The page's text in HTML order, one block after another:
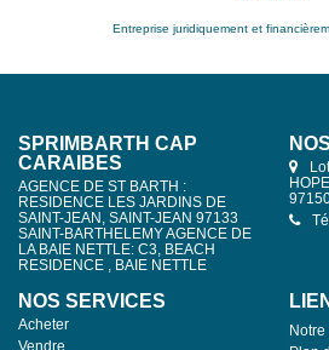
Entreprise juridiquement et
SPRIMBARTH CAP
CARAIBES
AGENCE DE ST BARTH :
RESIDENCE LES JARDINS DE
SAINT-JEAN, SAINT-JEAN 97133
SAINT-BARTHELEMY AGENCE DE
LA BAIE NETTLE: C3, BEACH
RESIDENCE , BAIE NETTLE
NOS SERVICES
Acheter
Vendre
Notre